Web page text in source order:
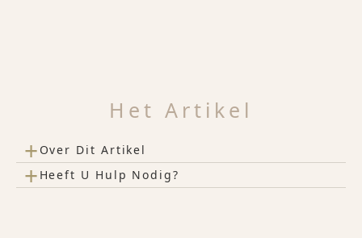
Het Artikel
+ Over Dit Artikel
+ Heeft U Hulp Nodig?